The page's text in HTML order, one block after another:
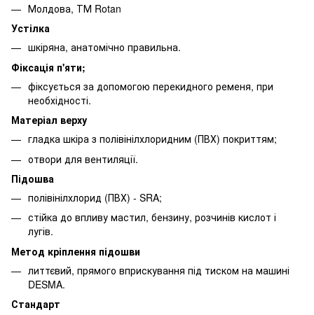
Молдова, ТМ Rotan
Устілка
шкіряна, анатомічно правильна.
Фіксація п'яти;
фіксується за допомогою перекидного ременя, при
необхідності.
Матеріал верху
гладка шкіра з полівінілхлоридним (ПВХ) покриттям;
отвори для вентиляції.
Підошва
полівінілхлорид (ПВХ) - SRA;
стійка до впливу мастил, бензину, розчинів кислот і
лугів.
Метод кріплення підошви
литтєвий, прямого вприскування під тиском на машині
DESMA.
Стандарт